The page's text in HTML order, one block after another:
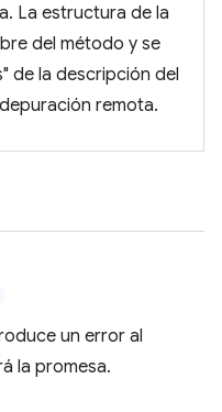
La estructura de la
del método y se
de la descripción del
remota.
un error al
la promesa.